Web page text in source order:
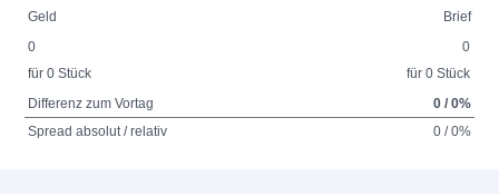
Geld
Brief
0
für 0 Stück
0
für 0 Stück
Differenz zum Vortag
0 / 0%
Spread absolut / relativ
0 / 0%